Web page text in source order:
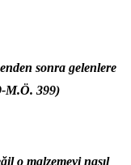
sonra gelenlere
M.Ö. 399)
o malzemeyi nasıl